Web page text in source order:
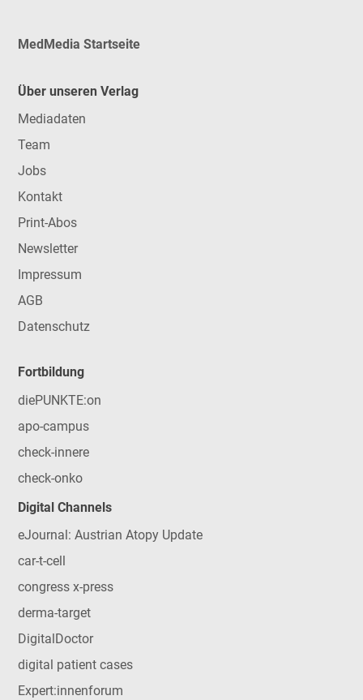
MedMedia Startseite
Über unseren Verlag
Mediadaten
Team
Jobs
Kontakt
Print-Abos
Newsletter
Impressum
AGB
Datenschutz
Fortbildung
diePUNKTE:on
apo-campus
check-innere
check-onko
Digital Channels
eJournal: Austrian Atopy Update
car-t-cell
congress x-press
derma-target
DigitalDoctor
digital patient cases
Expert:innenforum